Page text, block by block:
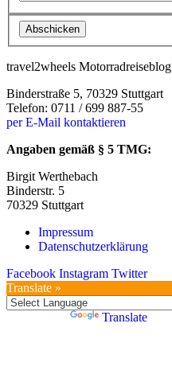
Abschicken
travel2wheels Motorradreiseblog
Binderstraße 5, 70329 Stuttgart
Telefon: 0711 / 699 887-55
per E-Mail kontaktieren
Angaben gemäß § 5 TMG:
Birgit Werthebach
Binderstr. 5
70329 Stuttgart
Impressum
Datenschutzerklärung
Facebook Instagram Twitter
Translate »
Translate